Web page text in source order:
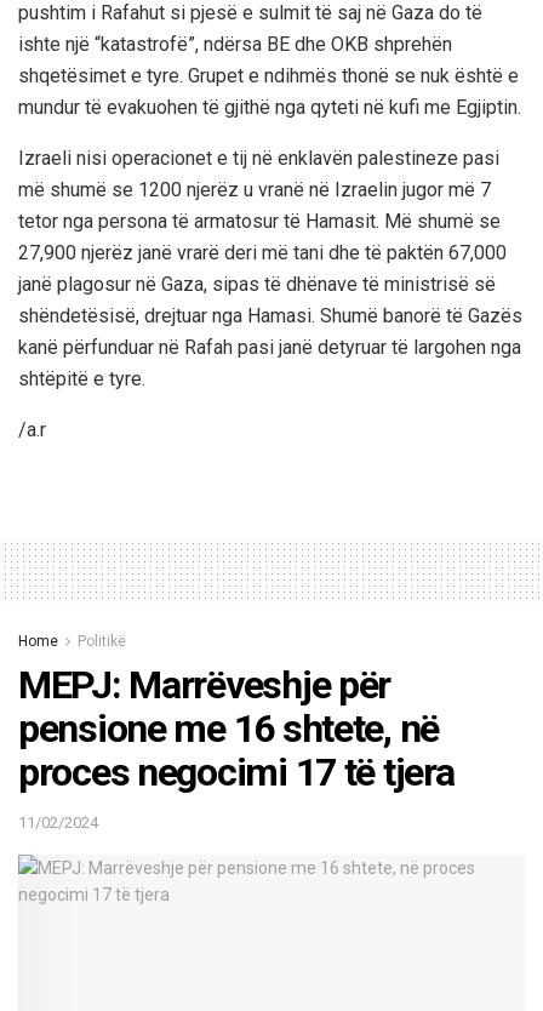
pushtim i Rafahut si pjesë e sulmit të saj në Gaza do të
ishte një “katastrofë”, ndërsa BE dhe OKB shprehën
shqetësimet e tyre. Grupet e ndihmës thonë se nuk është e
mundur të evakuohen të gjithë nga qyteti në kufi me Egjiptin.
Izraeli nisi operacionet e tij në enklavën palestineze pasi
më shumë se 1200 njerëz u vranë në Izraelin jugor më 7
tetor nga persona të armatosur të Hamasit. Më shumë se
27,900 njerëz janë vrarë deri më tani dhe të paktën 67,000
janë plagosur në Gaza, sipas të dhënave të ministrisë së
shëndetësisë, drejtuar nga Hamasi. Shumë banorë të Gazës
kanë përfunduar në Rafah pasi janë detyruar të largohen nga
shtëpitë e tyre.
/a.r
Home Politikë
MEPJ: Marrëveshje për
pensione me 16 shtete, në
proces negocimi 17 të tjera
11/02/2024